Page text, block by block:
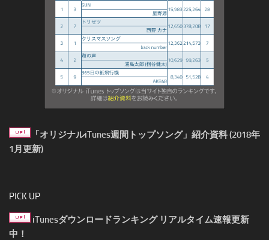
「オリジナルiTunes週間トップソング」紹介資料 (2018年
1月更新)
PICK UP
iTunesダウンロードランキング リアルタイム速報更新
中！